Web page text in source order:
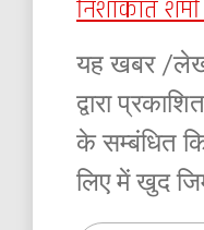
निशाकांत
यह खबर /लेख
द्वारा
के सम्बंधित
लिए में खुद